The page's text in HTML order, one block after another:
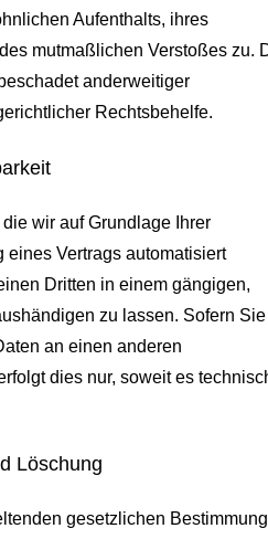
Aufenthalts, ihres
mutmaßlichen Verstoßes zu.
anderweitiger
Rechtsbehelfe.
wir auf Grundlage Ihrer
Vertrags automatisiert
Dritten in einem gängigen,
zu lassen. Sofern Sie
an einen anderen
dies nur, soweit es
Löschung
gesetzlichen